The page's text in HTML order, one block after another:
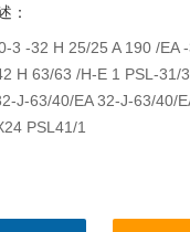
：
3 -32 H 25/25 A 190 /EA
H 63/63 /H-E 1 PSL-31/
J-63/40/EA 32-J-63/40/
PSL41/1